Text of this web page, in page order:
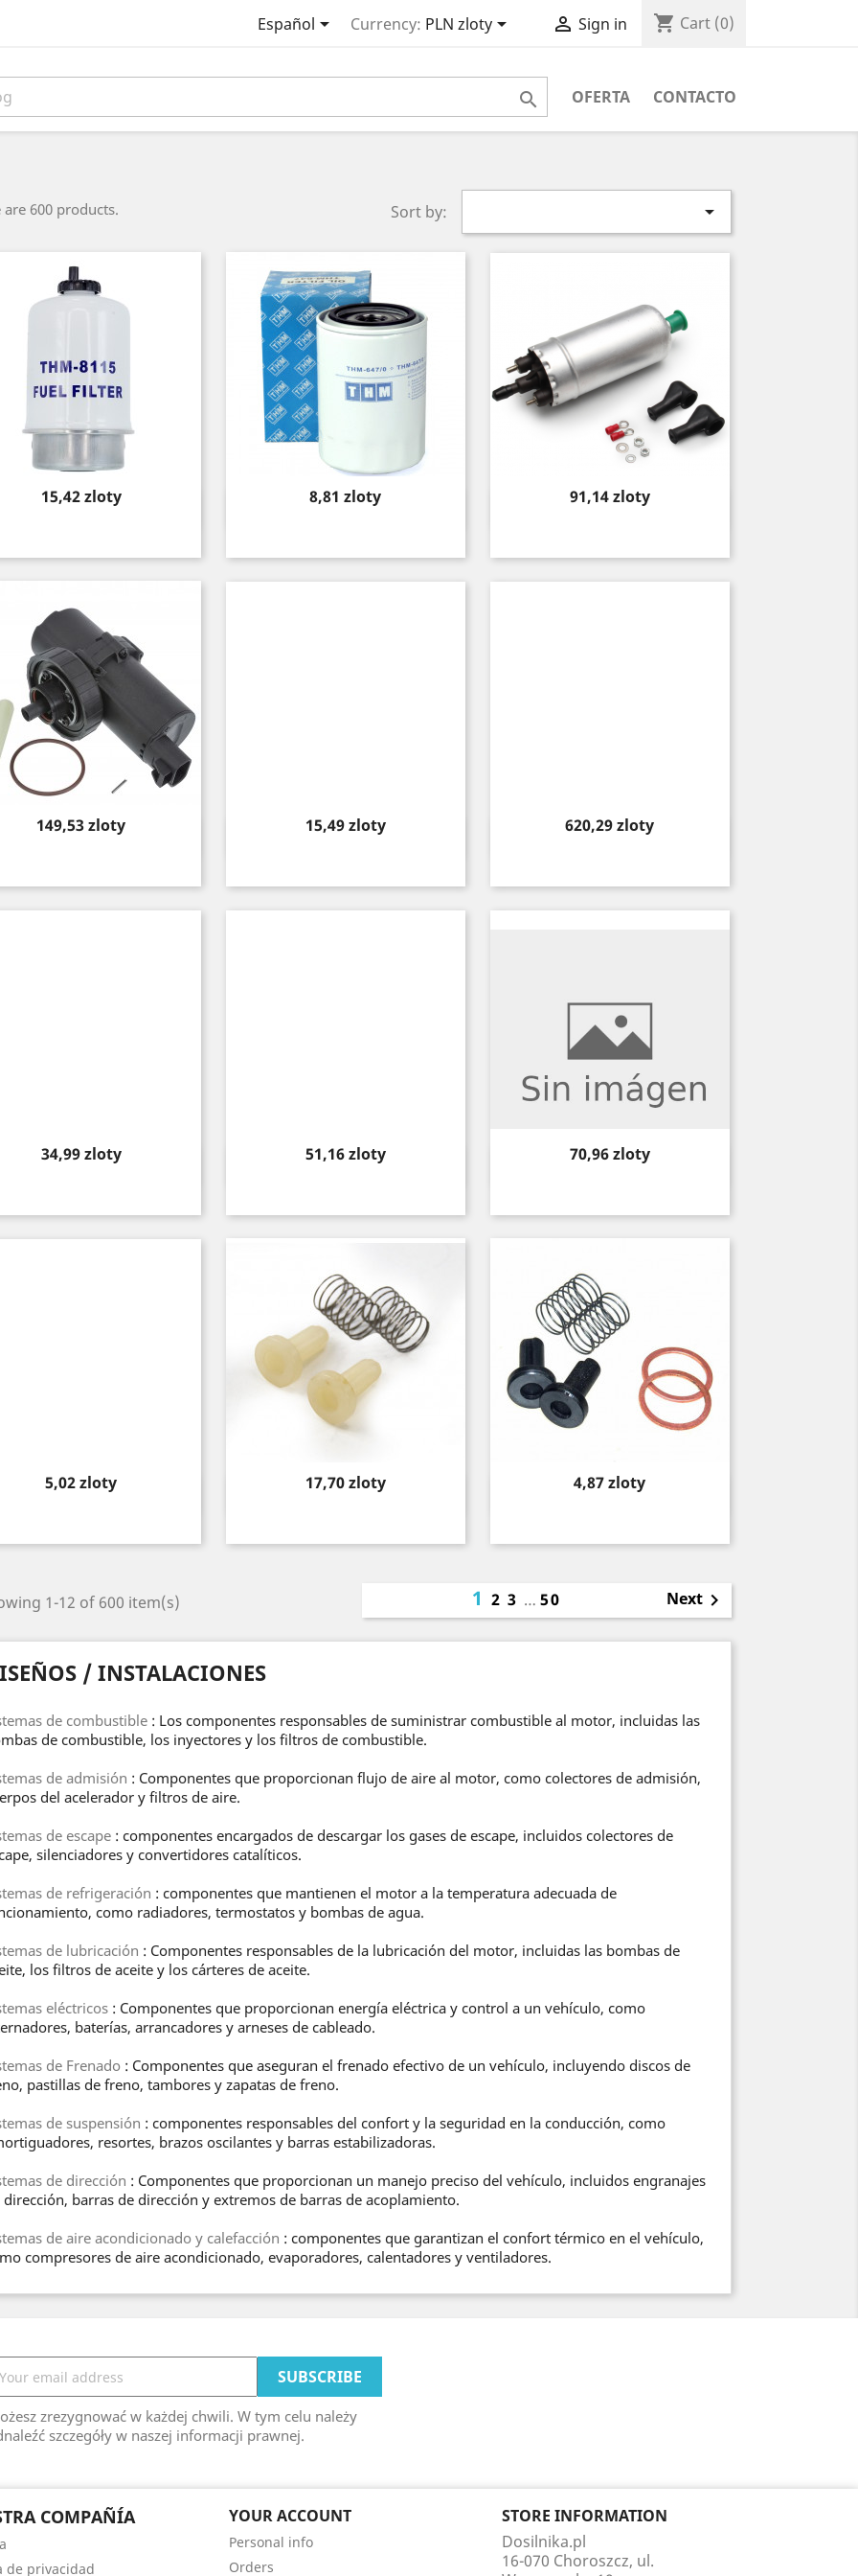
Español Currency: PLN zloty  Sign in shopping_cart Cart (0)
OFERTA CONTACTO

are 600 products. Sort by: 
Price
15,42 zloty
Quick view
Price
8,81 zloty
Quick view
Price
91,14 zloty
Quick view
Price
149,53 zloty
Quick view
Price
15,49 zloty
Quick view
Price
620,29 zloty
Quick view
Price
34,99 zloty
Quick view
Price
51,16 zloty
Quick view
Price
70,96 zloty
Quick view
Price
5,02 zloty
Quick view
Price
17,70 zloty
Quick view
Price
4,87 zloty
Quick view
1-12 of 600 item(s) 123 … 50 Next
/ INSTALACIONES
de combustible: Los componentes responsables de suministrar combustible al motor, incluidas las
de combustible, los inyectores y los filtros de combustible.
de admisión : Componentes que proporcionan flujo de aire al motor, como colectores de admisión,
del acelerador y filtros de aire.
de escape: componentes encargados de descargar los gases de escape, incluidos colectores de
silenciadores y convertidores catalíticos.
de refrigeración : componentes que mantienen el motor a la temperatura adecuada de
como radiadores, termostatos y bombas de agua.
de lubricación : Componentes responsables de la lubricación del motor, incluidas las bombas de
los filtros de aceite y los cárteres de aceite.
eléctricos: Componentes que proporcionan energía eléctrica y control a un vehículo, como
baterías, arrancadores y arneses de cableado.
de Frenado: Componentes que aseguran el frenado efectivo de un vehículo, incluyendo discos de
pastillas de freno, tambores y zapatas de freno.
de suspensión : componentes responsables del confort y la seguridad en la conducción, como
resortes, brazos oscilantes y barras estabilizadoras.
de dirección : Componentes que proporcionan un manejo preciso del vehículo, incluidos engranajes
dirección, barras de dirección y extremos de barras de acoplamiento.
de aire acondicionado y calefacción : componentes que garantizan el confort térmico en el vehículo,
compresores de aire acondicionado, evaporadores, calentadores y ventiladores.
zrezygnować w każdej chwili. W tym celu należy
szczegóły w naszej informacji prawnej.
COMPAÑÍA
de privacidad
YOUR ACCOUNT
Personal info
Orders
STORE INFORMATION
Dosilnika.pl
16-070 Choroszcz, ul.